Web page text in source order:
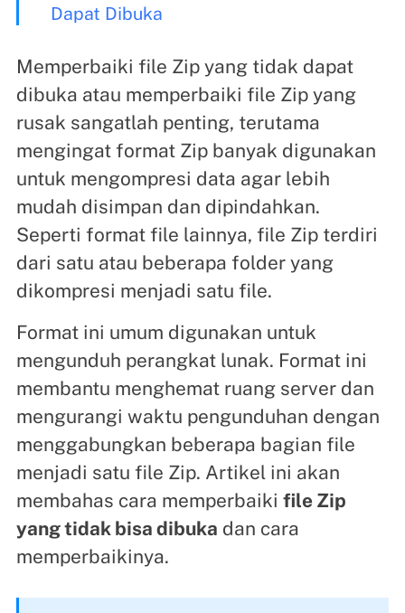
Dapat Dibuka
Memperbaiki file Zip yang tidak dapat
dibuka atau memperbaiki file Zip yang
rusak sangatlah penting, terutama
mengingat format Zip banyak digunakan
untuk mengompresi data agar lebih
mudah disimpan dan dipindahkan.
Seperti format file lainnya, file Zip terdiri
dari satu atau beberapa folder yang
dikompresi menjadi satu file.
Format ini umum digunakan untuk
mengunduh perangkat lunak. Format ini
membantu menghemat ruang server dan
mengurangi waktu pengunduhan dengan
menggabungkan beberapa bagian file
menjadi satu file Zip. Artikel ini akan
membahas cara memperbaiki file Zip
yang tidak bisa dibuka dan cara
memperbaikinya.